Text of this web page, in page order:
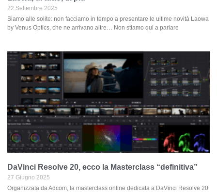
22 Settembre 2025
Siamo alle solite: non facciamo in tempo a presentare le ultime novità Laowa
by Venus Optics, che ne arrivano altre… Non stiamo qui a parlare
DaVinci Resolve 20, ecco la Masterclass “definitiva”
27 Giugno 2025
Organizzata da Adcom, la masterclass online dedicata a DaVinci Resolve 20